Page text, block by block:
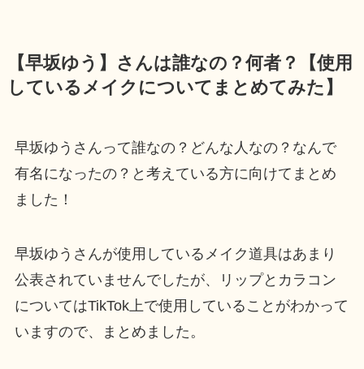
【早坂ゆう】さんは誰なの？何者？【使用
しているメイクについてまとめてみた】
早坂ゆうさんって誰なの？どんな人なの？なんで
有名になったの？と考えている方に向けてまとめ
ました！
早坂ゆうさんが使用しているメイク道具はあまり
公表されていませんでしたが、リップとカラコン
についてはTikTok上で使用していることがわかって
いますので、まとめました。